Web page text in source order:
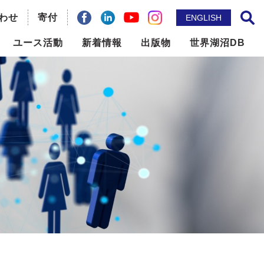
せ 寄付
facebookLinkdinYouTubeinstagram ENGLISH
サイト内検索
題の
ユース活動 新着情報
ILBM推進事業
世界湖沼会議
国際機関との連携
地域貢献
その他
出版物
ニュースレター
出版物
論文誌： Lakes & Reservoirs
世界湖沼DB